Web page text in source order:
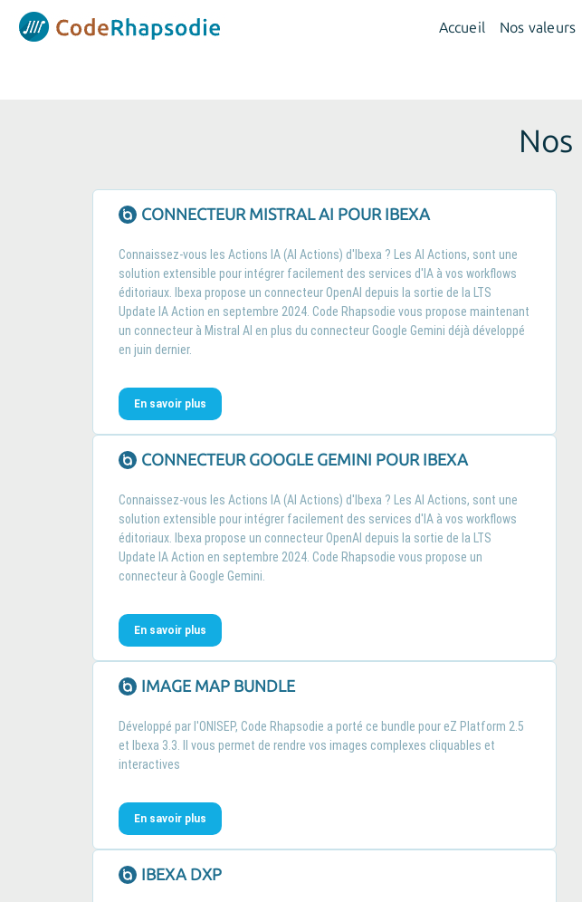
Accueil Nos valeurs
Nos
CONNECTEUR MISTRAL AI POUR IBEXA
Connaissez-vous les Actions IA (AI Actions) d'Ibexa ? Les AI Actions, sont une
solution extensible pour intégrer facilement des services d'IA à vos workflows
éditoriaux. Ibexa propose un connecteur OpenAI depuis la sortie de la LTS
Update IA Action en septembre 2024. Code Rhapsodie vous propose maintenant
un connecteur à Mistral AI en plus du connecteur Google Gemini déjà développé
en juin dernier.
En savoir plus
CONNECTEUR GOOGLE GEMINI POUR IBEXA
Connaissez-vous les Actions IA (AI Actions) d'Ibexa ? Les AI Actions, sont une
solution extensible pour intégrer facilement des services d'IA à vos workflows
éditoriaux. Ibexa propose un connecteur OpenAI depuis la sortie de la LTS
Update IA Action en septembre 2024. Code Rhapsodie vous propose un
connecteur à Google Gemini.
En savoir plus
IMAGE MAP BUNDLE
Développé par l'ONISEP, Code Rhapsodie a porté ce bundle pour eZ Platform 2.5
et Ibexa 3.3. Il vous permet de rendre vos images complexes cliquables et
interactives
En savoir plus
IBEXA DXP
Panneau de gestion des cookies